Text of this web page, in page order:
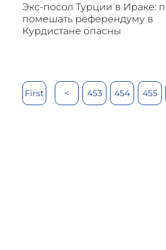
Экс-посол Турции в Ираке:
помешать референдуму в
Курдистане опасны
First < 453 454 455